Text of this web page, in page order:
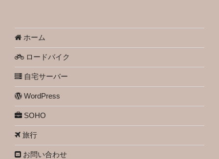
ホーム
ロードバイク
自宅サーバー
WordPress
SOHO
旅行
お問い合わせ